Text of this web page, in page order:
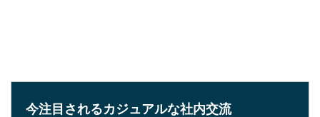
今注目されるカジュアルな社内交流